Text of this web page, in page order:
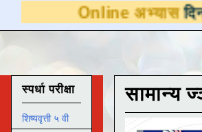
अभ्यासदिनांक 31 मार्च
सामान्य
स्पर्धा परीक्षा
शिष्यवृत्ती ५ वी